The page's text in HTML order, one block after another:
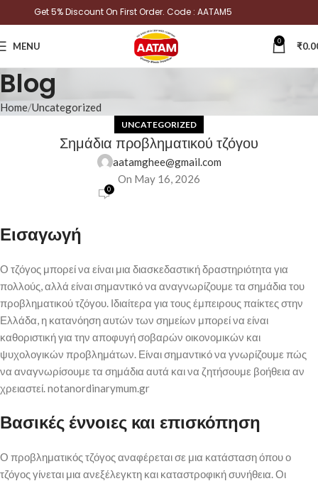
Get 5% Discount On First Order. Code : AATAM5
MENU 0 ₹
Blog
Home Uncategorized
UNCATEGORIZED
Σημάδια προβληματικού τζόγου
aatamghee@gmail.com
On May 16, 2026
0
Εισαγωγή
Ο τζόγος μπορεί να είναι μια διασκεδαστική δραστηριότητα για
πολλούς, αλλά είναι σημαντικό να αναγνωρίζουμε τα σημάδια του
προβληματικού τζόγου. Ιδιαίτερα για τους έμπειρους παίκτες στην
Ελλάδα, η κατανόηση αυτών των σημείων μπορεί να είναι
καθοριστική για την αποφυγή σοβαρών οικονομικών και
ψυχολογικών προβλημάτων. Είναι σημαντικό να γνωρίζουμε πώς
να αναγνωρίσουμε τα σημάδια αυτά και να ζητήσουμε βοήθεια αν
χρειαστεί. notanordinarymum.gr
Βασικές έννοιες και επισκόπηση
Ο προβληματικός τζόγος αναφέρεται σε μια κατάσταση όπου ο
τζόγος γίνεται μια ανεξέλεγκτη και καταστροφική συνήθεια. Οι